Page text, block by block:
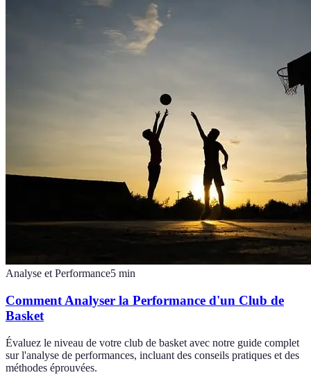
Analyse et Performance5 min
Comment Analyser la Performance d'un Club de
Basket
Évaluez le niveau de votre club de basket avec notre guide complet
sur l'analyse de performances, incluant des conseils pratiques et des
méthodes éprouvées.